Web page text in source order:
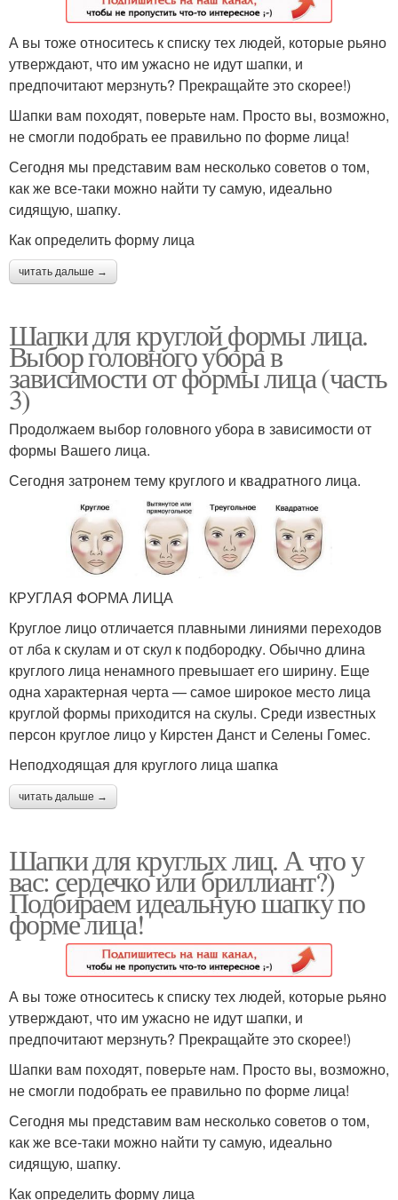
А вы тоже относитесь к списку тех людей, которые рьяно
утверждают, что им ужасно не идут шапки, и
предпочитают мерзнуть? Прекращайте это скорее!)
Шапки вам походят, поверьте нам. Просто вы, возможно,
не смогли подобрать ее правильно по форме лица!
Сегодня мы представим вам несколько советов о том,
как же все-таки можно найти ту самую, идеально
сидящую, шапку.
Как определить форму лица
читать дальше →
Шапки для круглой формы лица.
Выбор головного убора в
зависимости от формы лица (часть
3)
Продолжаем выбор головного убора в зависимости от
формы Вашего лица.
Сегодня затронем тему круглого и квадратного лица.
КРУГЛАЯ ФОРМА ЛИЦА
Круглое лицо отличается плавными линиями переходов
от лба к скулам и от скул к подбородку. Обычно длина
круглого лица ненамного превышает его ширину. Еще
одна характерная черта — самое широкое место лица
круглой формы приходится на скулы. Среди известных
персон круглое лицо у Кирстен Данст и Селены Гомес.
Неподходящая для круглого лица шапка
читать дальше →
Шапки для круглых лиц. А что у
вас: сердечко или бриллиант?)
Подбираем идеальную шапку по
форме лица!
А вы тоже относитесь к списку тех людей, которые рьяно
утверждают, что им ужасно не идут шапки, и
предпочитают мерзнуть? Прекращайте это скорее!)
Шапки вам походят, поверьте нам. Просто вы, возможно,
не смогли подобрать ее правильно по форме лица!
Сегодня мы представим вам несколько советов о том,
как же все-таки можно найти ту самую, идеально
сидящую, шапку.
Как определить форму лица